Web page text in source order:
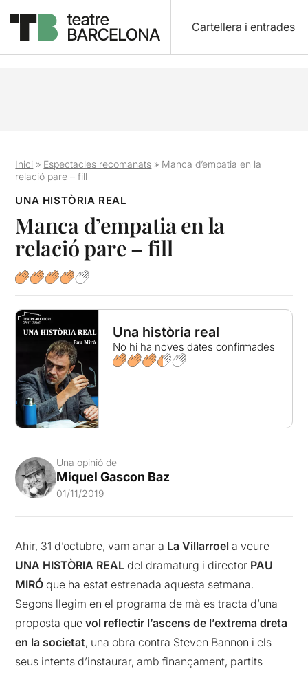
Cartellera i entrades
Inici » Espectacles recomanats » Manca d’empatia en la
relació pare – fill
UNA HISTÒRIA REAL
Manca d’empatia en la
relació pare – fill
Una història real
No hi ha noves dates confirmades
Una opinió de
Miquel Gascon Baz
01/11/2019
Ahir, 31 d’octubre, vam anar a La Villarroel a veure
UNA HISTÒRIA REAL del dramaturg i director PAU
MIRÓ que ha estat estrenada aquesta setmana.
Segons llegim en el programa de mà es tracta d’una
proposta quevol reflectir l’ascens de l’extrema dreta
en la societat, una obra contra Steven Bannon i els
seus intents d’instaurar, amb finançament, partits